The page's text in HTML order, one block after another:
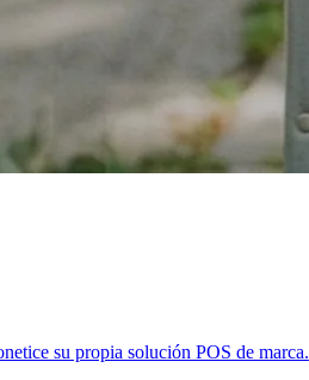
su propia solución POS de marca.